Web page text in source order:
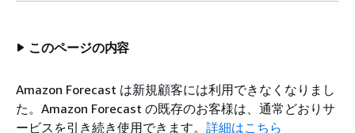
このページの内容
Amazon Forecast は新規顧客には利用できなくなりまし
た。Amazon Forecast の既存のお客様は、通常どおりサ
ービスを引き続き使用できます。 詳細はこちら